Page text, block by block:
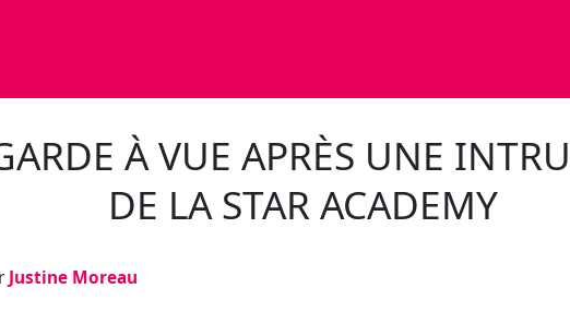
À VUE APRÈS UNE
DE LA STAR ACADEMY
Justine Moreau